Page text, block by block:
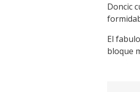
Doncic
El
bloque